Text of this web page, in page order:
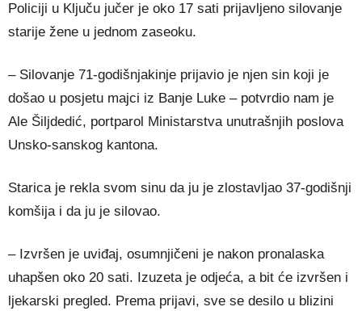
Policiji u Ključu jučer je oko 17 sati prijavljeno silovanje
starije žene u jednom zaseoku.
– Silovanje 71-godišnjakinje prijavio je njen sin koji je
došao u posjetu majci iz Banje Luke – potvrdio nam je
Ale Šiljdedić, portparol Ministarstva unutrašnjih poslova
Unsko-sanskog kantona.
Starica je rekla svom sinu da ju je zlostavljao 37-godišnji
komšija i da ju je silovao.
– Izvršen je uviđaj, osumnjičeni je nakon pronalaska
uhapšen oko 20 sati. Izuzeta je odjeća, a bit će izvršen i
ljekarski pregled. Prema prijavi, sve se desilo u blizini